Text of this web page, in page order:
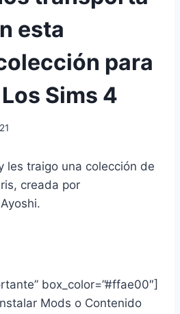
esta
para
Sims 4
les traigo una colección de
creada por
box_color=”#ffae00″]
Mods o Contenido